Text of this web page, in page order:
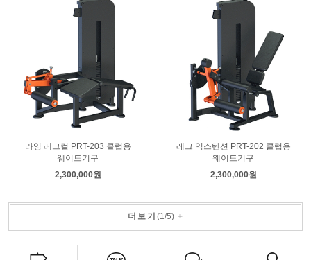
라잉 레그컬 PRT-203 클럽용
웨이트기구
2,300,000원
레그 익스텐션 PRT-202 클럽용
웨이트기구
2,300,000원
더보기 (1/5)+